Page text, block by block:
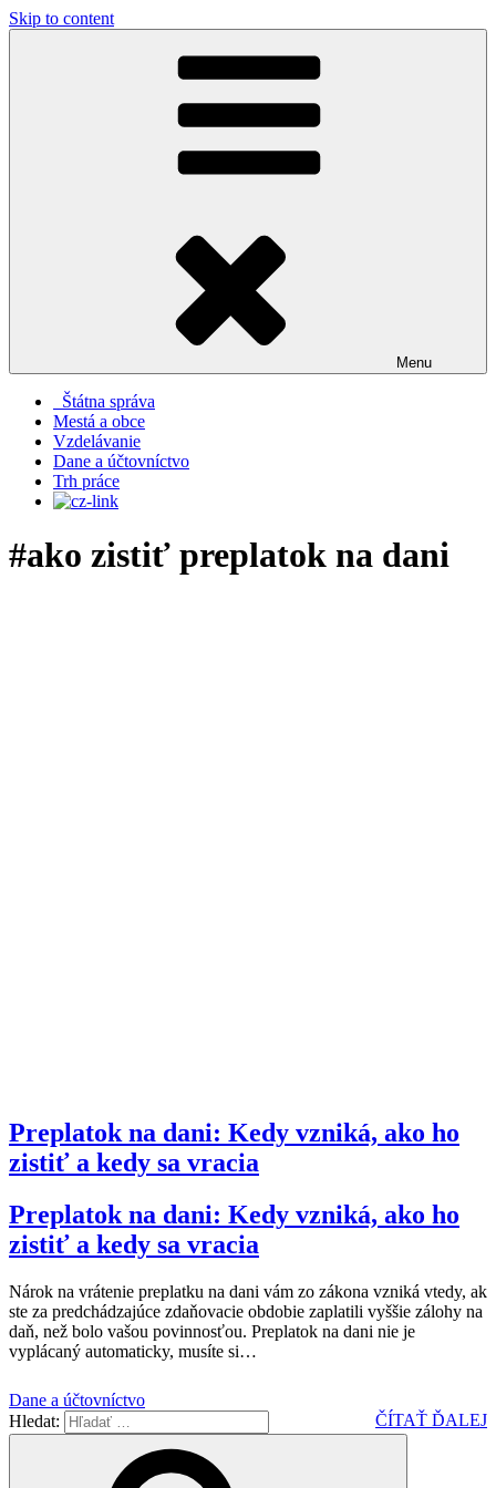
Skip to content
Menu
Štátna správa
Mestá a obce
Vzdelávanie
Dane a účtovníctvo
Trh práce
#ako zistiť preplatok na dani
Preplatok na dani: Kedy vzniká, ako ho
zistiť a kedy sa vracia
Preplatok na dani: Kedy vzniká, ako ho
zistiť a kedy sa vracia
Nárok na vrátenie preplatku na dani vám zo zákona vzniká vtedy, ak
ste za predchádzajúce zdaňovacie obdobie zaplatili vyššie zálohy na
daň, než bolo vašou povinnosťou. Preplatok na dani nie je
vyplácaný automaticky, musíte si…
Dane a účtovníctvo
ČÍTAŤ ĎALEJ
Hledat: